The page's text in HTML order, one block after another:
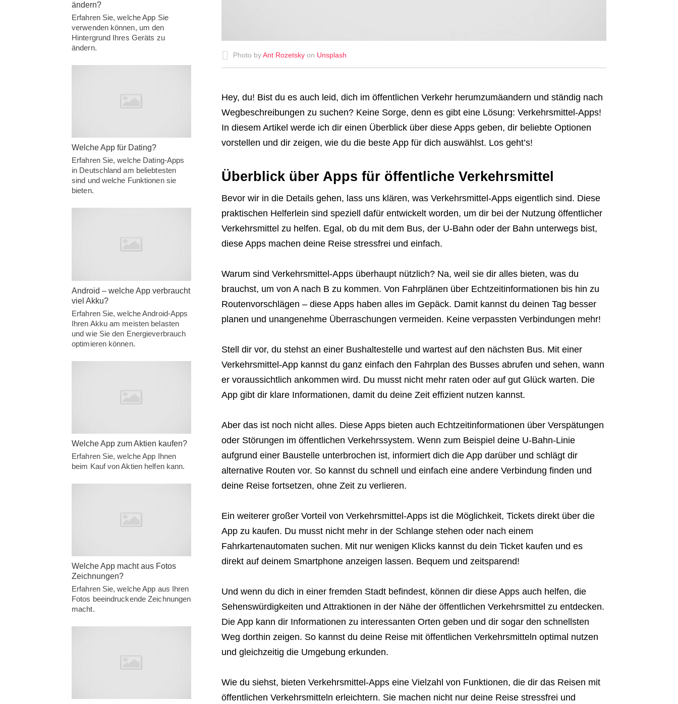
Photo byAnt Rozetskyon Unsplash
Hey, du! Bist du es auch leid, dich im öffentlichen Verkehr herumzumäandern und ständig nach
Wegbeschreibungen zu suchen? Keine Sorge, denn es gibt eine Lösung: Verkehrsmittel-Apps!
In diesem Artikel werde ich dir einen Überblick über diese Apps geben, dir beliebte Optionen
vorstellen und dir zeigen, wie du die beste App für dich auswählst. Los geht’s!
Überblick über Apps für öffentliche Verkehrsmittel
Bevor wir in die Details gehen, lass uns klären, was Verkehrsmittel-Apps eigentlich sind. Diese
praktischen Helferlein sind speziell dafür entwickelt worden, um dir bei der Nutzung öffentlicher
Verkehrsmittel zu helfen. Egal, ob du mit dem Bus, der U-Bahn oder der Bahn unterwegs bist,
diese Apps machen deine Reise stressfrei und einfach.
Warum sind Verkehrsmittel-Apps überhaupt nützlich? Na, weil sie dir alles bieten, was du
brauchst, um von A nach B zu kommen. Von Fahrplänen über Echtzeitinformationen bis hin zu
Routenvorschlägen – diese Apps haben alles im Gepäck. Damit kannst du deinen Tag besser
planen und unangenehme Überraschungen vermeiden. Keine verpassten Verbindungen mehr!
Stell dir vor, du stehst an einer Bushaltestelle und wartest auf den nächsten Bus. Mit einer
Verkehrsmittel-App kannst du ganz einfach den Fahrplan des Busses abrufen und sehen, wann
er voraussichtlich ankommen wird. Du musst nicht mehr raten oder auf gut Glück warten. Die
App gibt dir klare Informationen, damit du deine Zeit effizient nutzen kannst.
Aber das ist noch nicht alles. Diese Apps bieten auch Echtzeitinformationen über Verspätungen
oder Störungen im öffentlichen Verkehrssystem. Wenn zum Beispiel deine U-Bahn-Linie
aufgrund einer Baustelle unterbrochen ist, informiert dich die App darüber und schlägt dir
alternative Routen vor. So kannst du schnell und einfach eine andere Verbindung finden und
deine Reise fortsetzen, ohne Zeit zu verlieren.
Ein weiterer großer Vorteil von Verkehrsmittel-Apps ist die Möglichkeit, Tickets direkt über die
App zu kaufen. Du musst nicht mehr in der Schlange stehen oder nach einem
Fahrkartenautomaten suchen. Mit nur wenigen Klicks kannst du dein Ticket kaufen und es
direkt auf deinem Smartphone anzeigen lassen. Bequem und zeitsparend!
Und wenn du dich in einer fremden Stadt befindest, können dir diese Apps auch helfen, die
Sehenswürdigkeiten und Attraktionen in der Nähe der öffentlichen Verkehrsmittel zu entdecken.
Die App kann dir Informationen zu interessanten Orten geben und dir sogar den schnellsten
Weg dorthin zeigen. So kannst du deine Reise mit öffentlichen Verkehrsmitteln optimal nutzen
und gleichzeitig die Umgebung erkunden.
Wie du siehst, bieten Verkehrsmittel-Apps eine Vielzahl von Funktionen, die dir das Reisen mit
öffentlichen Verkehrsmitteln erleichtern. Sie machen nicht nur deine Reise stressfrei und
ändern?
Erfahren Sie, welche App Sie
verwenden können, um den
Hintergrund Ihres Geräts zu
ändern.
Welche App für Dating?
Erfahren Sie, welche Dating-Apps
in Deutschland am beliebtesten
sind und welche Funktionen sie
bieten.
Android – welche App verbraucht
viel Akku?
Erfahren Sie, welche Android-Apps
Ihren Akku am meisten belasten
und wie Sie den Energieverbrauch
optimieren können.
Welche App zum Aktien kaufen?
Erfahren Sie, welche App Ihnen
beim Kauf von Aktien helfen kann.
Welche App macht aus Fotos
Zeichnungen?
Erfahren Sie, welche App aus Ihren
Fotos beeindruckende Zeichnungen
macht.